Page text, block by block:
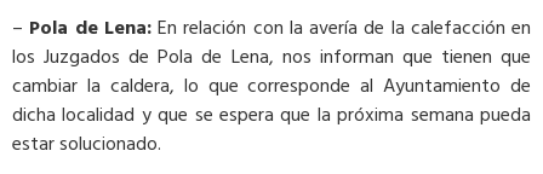
– Pola de Lena:En relación con la avería de la calefacción en
los Juzgados de Pola de Lena, nos informan que tienen que
cambiar la caldera, lo que corresponde al Ayuntamiento de
dicha localidad y que se espera que la próxima semana pueda
estar solucionado.